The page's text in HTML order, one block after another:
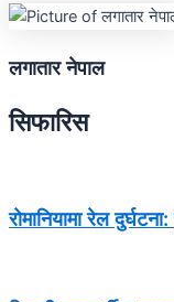
लगातार नेपाल
सिफारिस
रोमानियामा रेल